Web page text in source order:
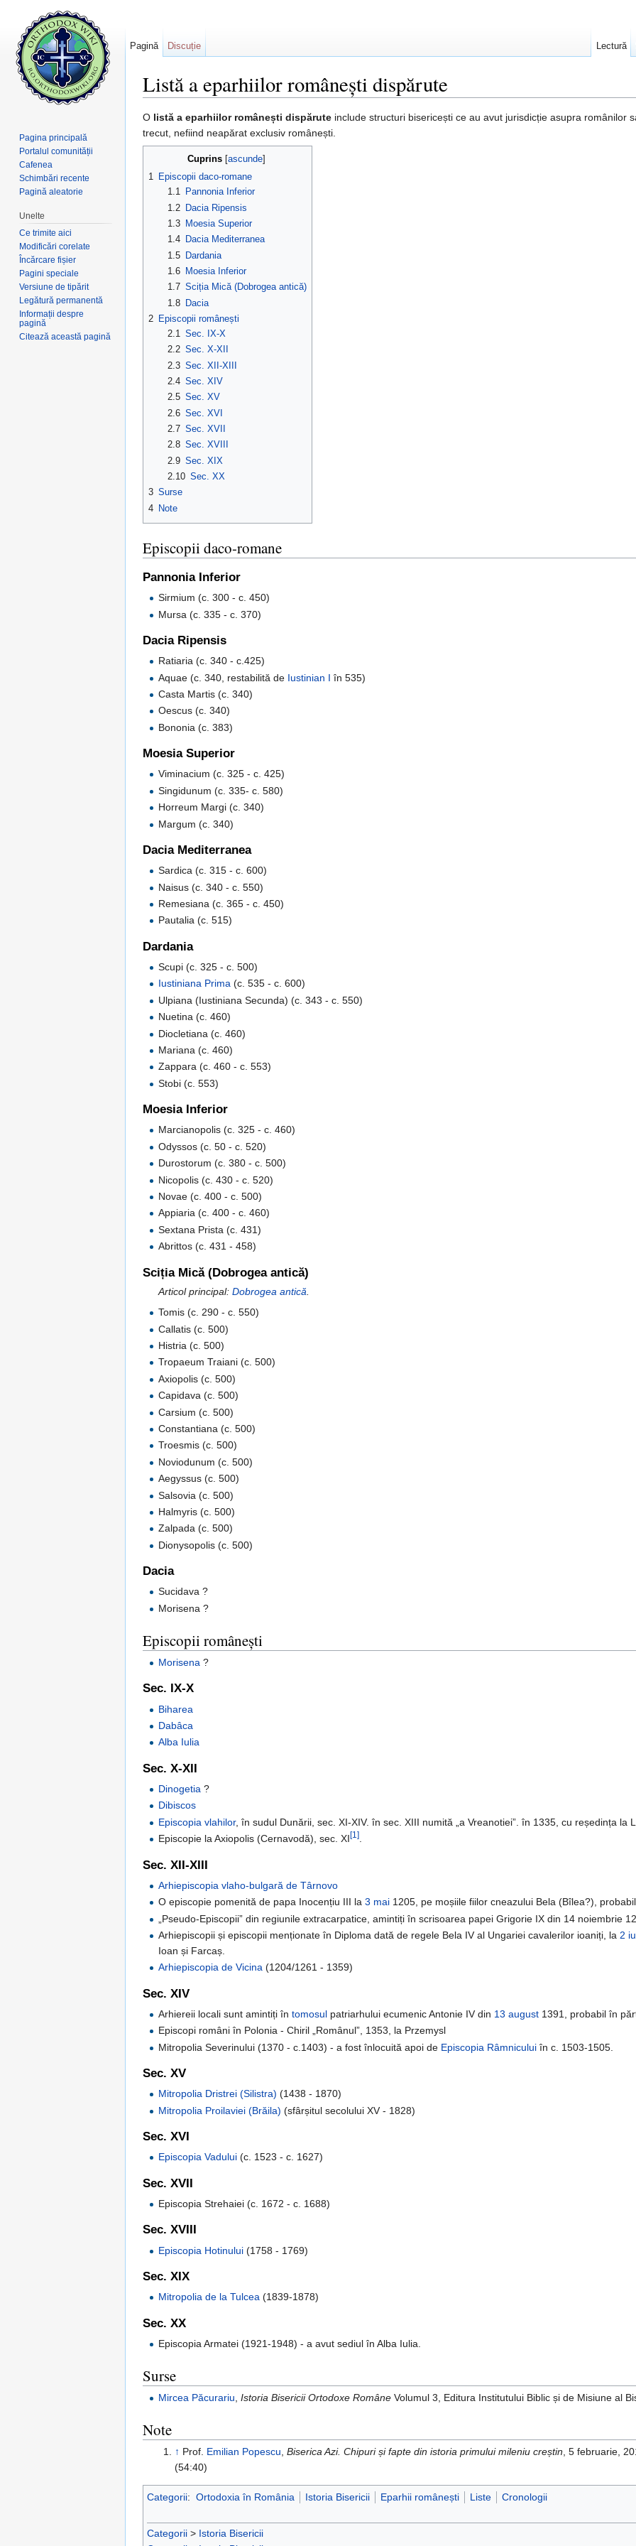
Listă a eparhiilor românești dispărute
O listă a eparhiilor românești dispărute include structuri bisericești ce au avut jurisdicție asupra românilor
trecut, nefiind neapărat exclusiv românești.
Cuprins[ ascunde]
1 Episcopii daco-romane
1.1
Pannonia Inferior
1.2
Dacia Ripensis
1.3
Moesia Superior
1.4
Dacia Mediterranea
1.5
Dardania
1.6
Moesia Inferior
1.7 Sciția Mică (Dobrogea antică)
1.8 Dacia
2 Episcopii românești
2.1 Sec. IX-X
2.2 Sec. X-XII
2.3 Sec. XII-XIII
2.4 Sec. XIV
2.5 Sec. XV
2.6 Sec. XVI
2.7 Sec. XVII
2.8 Sec. XVIII
2.9 Sec. XIX
2.10 Sec. XX
3 Surse
4 Note
Episcopii daco-romane
Pannonia Inferior
Sirmium (c. 300 - c. 450)
Mursa (c. 335 - c. 370)
Dacia Ripensis
Ratiaria (c. 340 - c.425)
Aquae (c. 340, restabilită de Iustinian I în 535)
Casta Martis (c. 340)
Oescus (c. 340)
Bononia (c. 383)
Moesia Superior
Viminacium (c. 325 - c. 425)
Singidunum (c. 335- c. 580)
Horreum Margi (c. 340)
Margum (c. 340)
Dacia Mediterranea
Sardica (c. 315 - c. 600)
Naisus (c. 340 - c. 550)
Remesiana (c. 365 - c. 450)
Pautalia (c. 515)
Dardania
Scupi (c. 325 - c. 500)
Iustiniana Prima (c. 535 - c. 600)
Ulpiana (Iustiniana Secunda) (c. 343 - c. 550)
Nuetina (c. 460)
Diocletiana (c. 460)
Mariana (c. 460)
Zappara (c. 460 - c. 553)
Stobi (c. 553)
Moesia Inferior
Marcianopolis (c. 325 - c. 460)
Odyssos (c. 50 - c. 520)
Durostorum (c. 380 - c. 500)
Nicopolis (c. 430 - c. 520)
Novae (c. 400 - c. 500)
Appiaria (c. 400 - c. 460)
Sextana Prista (c. 431)
Abrittos (c. 431 - 458)
Sciția Mică (Dobrogea antică)
Articol principal:Dobrogea antică.
Tomis (c. 290 - c. 550)
Callatis (c. 500)
Histria (c. 500)
Tropaeum Traiani (c. 500)
Axiopolis (c. 500)
Capidava (c. 500)
Carsium (c. 500)
Constantiana (c. 500)
Troesmis (c. 500)
Noviodunum (c. 500)
Aegyssus (c. 500)
Salsovia (c. 500)
Halmyris (c. 500)
Zalpada (c. 500)
Dionysopolis (c. 500)
Dacia
Sucidava ?
Morisena ?
Episcopii românești
Morisena ?
Sec. IX-X
Biharea
Dabâca
Alba Iulia
Sec. X-XII
Dinogetia ?
Dibiscos
Episcopia vlahilor, în sudul Dunării, sec. XI-XIV. în sec. XIII numită „a Vreanotiei”. în 1335, cu reședința la
Episcopie la Axiopolis (Cernavodă), sec. XI[1].
Sec. XII-XIII
Arhiepiscopia vlaho-bulgară de Târnovo
O episcopie pomenită de papa Inocențiu III la3 mai 1205, pe moșiile fiilor cneazului Bela (Bîlea?),
„Pseudo-Episcopii” din regiunile extracarpatice, amintiți în scrisoarea papei Grigorie IX din 14 noiembrie
Arhiepiscopii și episcopii menționate în Diploma dată de regele Bela IV al Ungariei cavalerilor ioaniți, la 2
Ioan și Farcaș.
Arhiepiscopia de Vicina (1204/1261 - 1359)
Sec. XIV
Arhiereii locali sunt amintiți întomosul patriarhului ecumenic Antonie IV din 13 august 1391, probabil în
Episcopi români în Polonia - Chiril „Românul”, 1353, la Przemysl
Mitropolia Severinului (1370 - c.1403) - a fost înlocuită apoi de Episcopia Râmnicului în c. 1503-1505.
Sec. XV
Mitropolia Dristrei (Silistra) (1438 - 1870)
Mitropolia Proilaviei (Brăila) (sfârșitul secolului XV - 1828)
Sec. XVI
Episcopia Vadului (c. 1523 - c. 1627)
Sec. XVII
Episcopia Strehaiei (c. 1672 - c. 1688)
Sec. XVIII
Episcopia Hotinului (1758 - 1769)
Sec. XIX
Mitropolia de la Tulcea (1839-1878)
Sec. XX
Episcopia Armatei (1921-1948) - a avut sediul în Alba Iulia.
Surse
Mircea Păcurariu ,Istoria Bisericii Ortodoxe Române Volumul 3, Editura Institutului Biblic și de Misiune al
Note
↑ Prof. Emilian Popescu, Biserica Azi. Chipuri și fapte din istoria primului mileniu creștin, 5 februarie,
(54:40)
Categorii: Ortodoxia în România Istoria Bisericii Eparhii românești Liste Cronologii
Categorii > Istoria Bisericii
Pagină Discuție Lectură
Pagina principală
Portalul comunității
Cafenea
Schimbări recente
Pagină aleatorie
Unelte
Ce trimite aici
Modificări corelate
Încărcare fișier
Pagini speciale
Versiune de tipărit
Legătură permanentă
Informații despre
pagină
Citează această pagină